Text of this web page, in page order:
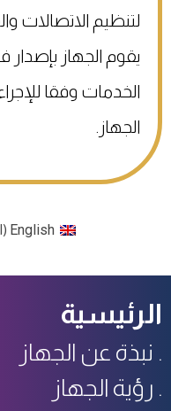
لتنظيم الاتصالات
يقوم الجهاز
الخدمات وفقا
الجهاز.
English
(
الرئيسية
نبذة عن الجهاز
رؤية الجهاز